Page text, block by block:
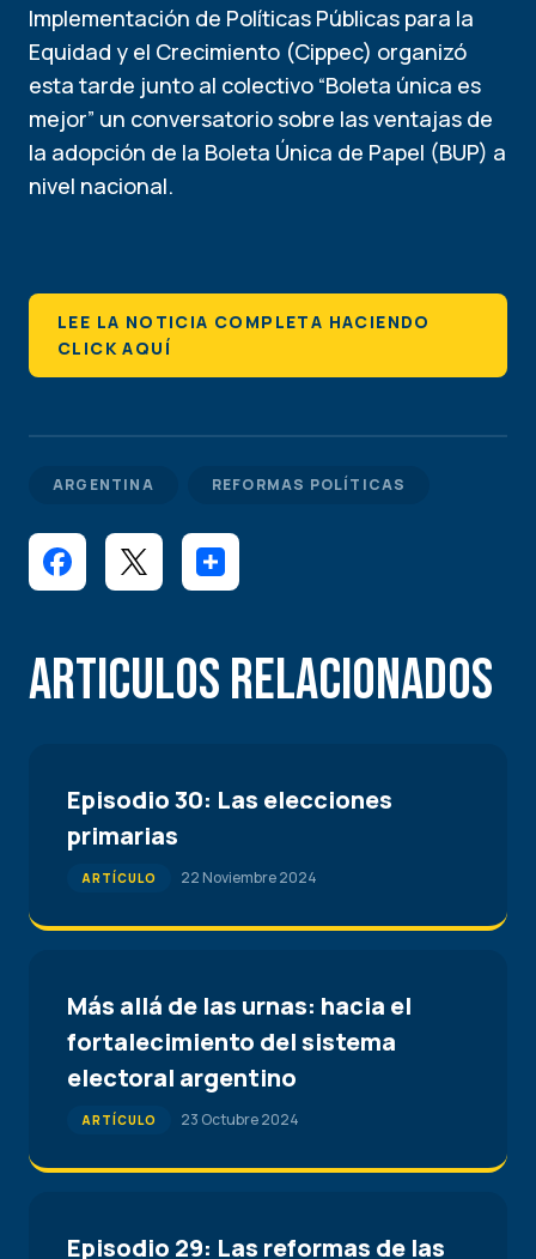
Implementación de Políticas Públicas para la
Equidad y el Crecimiento (Cippec) organizó
esta tarde junto al colectivo “Boleta única es
mejor” un conversatorio sobre las ventajas de
la adopción de la Boleta Única de Papel (BUP) a
nivel nacional.
LEE LA NOTICIA COMPLETA HACIENDO
CLICK AQUÍ
ARGENTINA REFORMAS POLÍTICAS
Articulos Relacionados
Episodio 30: Las elecciones
primarias
ARTÍCULO 22 Noviembre 2024
Más allá de las urnas: hacia el
fortalecimiento del sistema
electoral argentino
ARTÍCULO 23 Octubre 2024
Episodio 29: Las reformas de las